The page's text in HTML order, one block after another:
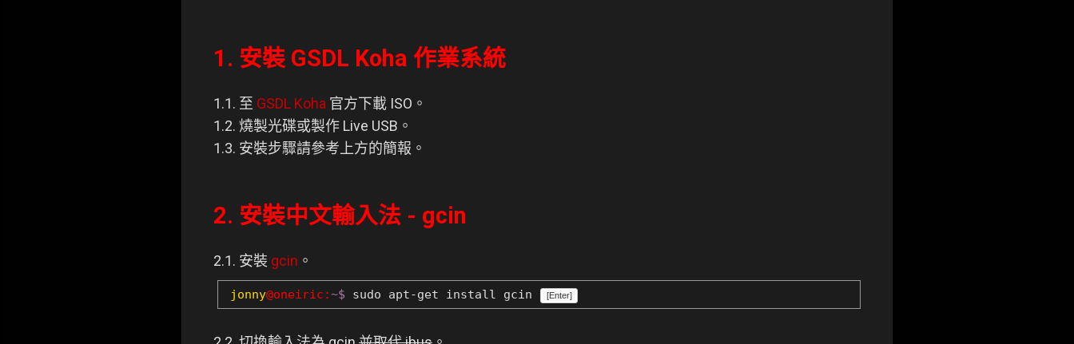
1. 安裝 GSDL Koha 作業系統
1.1. 至 GSDL Koha 官方下載 ISO。
1.2. 燒製光碟或製作 Live USB。
1.3. 安裝步驟請參考上方的簡報。
2. 安裝中文輸入法 - gcin
2.1. 安裝 gcin 。
jonny@oneiric:~$ sudo apt-get install gcin [Enter]